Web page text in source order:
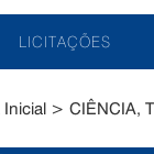
LICITAÇÕES
Inicial > CIÊNCIA,